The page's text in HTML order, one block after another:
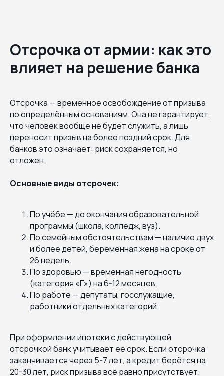
Отсрочка от армии: как это
влияет на решение банка
Отсрочка — временное освобождение от призыва
по определённым основаниям. Она не гарантирует,
что человек вообще не будет служить, а лишь
переносит призыв на более поздний срок. Для
банков это означает: риск сохраняется, но
отложен.
Основные виды отсрочек:
По учёбе — до окончания образовательной
программы (школа, колледж, вуз).
По семейным обстоятельствам — наличие двух
и более детей, беременная жена на сроке от
26 недель.
По здоровью — временная негодность
(категория «Г») на 6-12 месяцев.
По работе — депутаты, госслужащие,
работники отдельных категорий.
При оформлении ипотеки с действующей
отсрочкой банк учитывает её срок. Если отсрочка
заканчивается через 5-7 лет, а кредит берётся на
20-30 лет, риск призыва всё равно присутствует.